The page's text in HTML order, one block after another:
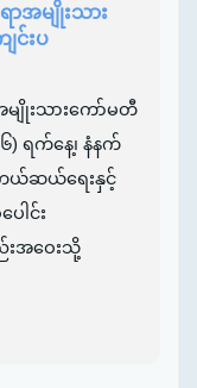
အမျိုးသား
င်းပ
ျိုးသားကော်မတီ
) ရက်နေ့၊ နံနက်
ကယ်ဆယ်ရေးနှင့်
ေါင်း
းအဝေးသို့